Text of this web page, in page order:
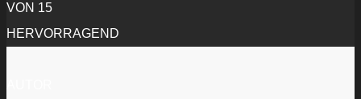
VON 15
HERVORRAGEND